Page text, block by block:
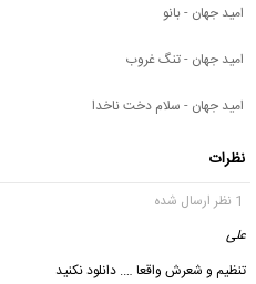
امید جهان - بانو
امید جهان - تنگ غروب
امید جهان - سلام دخت ناخدا
نظرات
1 نظر ارسال شده
علی
تنظیم و شعرش واقعا …. دانلود نکنید